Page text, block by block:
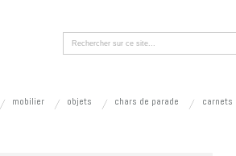
mobilier objets chars de parade carnets